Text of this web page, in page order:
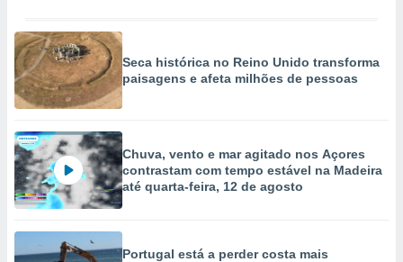
Seca histórica no Reino Unido transforma
paisagens e afeta milhões de pessoas
Chuva, vento e mar agitado nos Açores
contrastam com tempo estável na Madeira
até quarta-feira, 12 de agosto
Portugal está a perder costa mais